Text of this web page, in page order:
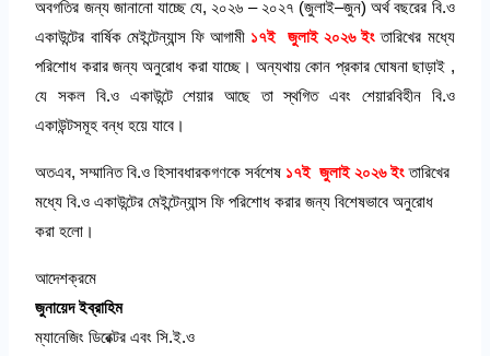
অবগতির জন্য জানানো যাচ্ছে যে, ২০২৬ – ২০২৭ (জুলাই–জুন)অর্থ বছরের বি.ও
একাউন্টের বার্ষিক মেইন্টেন্যান্স ফি আগামী ১৭ই জুলাই ২০২৬ ইং তারিখের মধ্যে
পরিশোধ করার জন্য অনুরোধ করা যাচ্ছে। অন্যথায় কোন প্রকার ঘোষনা ছাড়াই ,
যে
সকল বি.ও একাউন্টে শেয়ার আছে তা স্থগিত এবং শেয়ারবিহীন বি.ও
একাউন্টসমূহ বন্ধ হয়ে যাবে।
অতএব,সম্মানিত বি.ও হিসাবধারকগণকে সর্বশেষ ১৭ই জুলাই ২০২৬ ইং তারিখের
মধ্যে বি.ও একাউন্টের মেইন্টেন্যান্স ফি পরিশোধ করার জন্য বিশেষভাবে অনুরোধ
করা হলো।
আদেশক্রমে
জুনায়েদ ইব্রাহিম
ম্যানেজিং ডিরেক্টর এবং সি.ই.ও